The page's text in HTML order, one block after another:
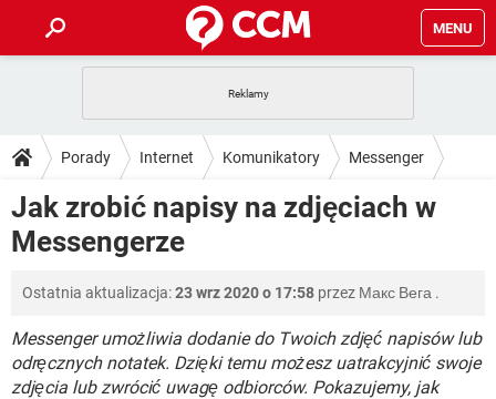
MENU
GRY WHATSAPP
SPOTIFY NETFLIX
INSTAGRAM
PORADY
PlayStation
GRY WHATSAPP
INSTAGRAM FACEBOOK
WINDOWS 10
DO POBRANIA
ANDROID
INSTAGRAM
WINDOWS 10
FORUM
COVID-19 TIKTOK
GRY WHATSAPP
SPOTIFY NETFLIX
COVID-19
GRY WHATSAPP
Porady Internet Komunikatory Messenger
Jak zrobić napisy na zdjęciach w
Messengerze
Ostatnia aktualizacja:23 wrz 2020 o 17:58 przez Макс Вега .
Messenger umożliwia dodanie do Twoich zdjęć napisów lub
odręcznych notatek. Dzięki temu możesz uatrakcyjnić swoje
zdjęcia lub zwrócić uwagę odbiorców. Pokazujemy, jak